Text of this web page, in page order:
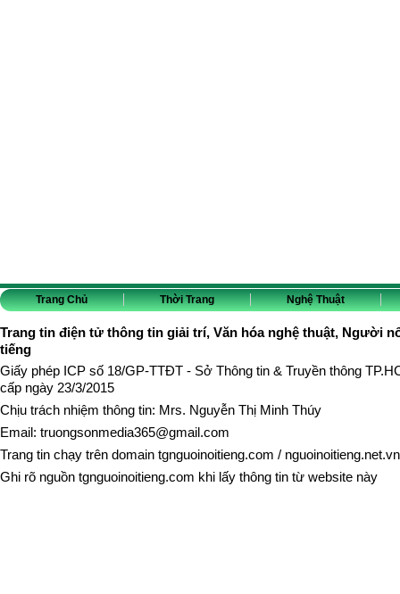
Trang Chủ Thời Trang Nghệ Thuật
Trang tin điện tử thông tin giải trí, Văn hóa nghệ thuật, Người
tiếng
Giấy phép ICP số 18/GP-TTĐT - Sở Thông tin & Truyền thông
cấp ngày 23/3/2015
Chịu trách nhiệm thông tin: Mrs. Nguyễn Thị Minh Thúy
Email: truongsonmedia365@gmail.com
Trang tin chạy trên domain tgnguoinoitieng.com / nguoinoitieng.net.vn
Ghi rõ nguồn tgnguoinoitieng.com khi lấy thông tin từ website này